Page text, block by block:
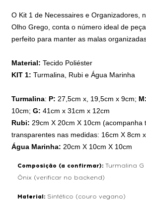
O Kit 1 de Necessaires e Organizadores,
Olho Grego, conta o número ideal de
perfeito para manter as malas
Material: Tecido Poliéster
KIT 1: Turmalina, Rubi e Água Marinha
Turmalina: P: 27,5cm x, 19,5cm x 9cm; M:
10cm;G:41cm x 31cm x 12cm
Rubi: 29cm X 20cm X 10cm (acompanha
transparentes nas medidas: 16cm X 8cm
Água Marinha: 20cm X 10cm X 10cm
Composição (a confirmar): Turmalina G
Ônix (verificar no backend)
Material: Sintético (couro vegano)